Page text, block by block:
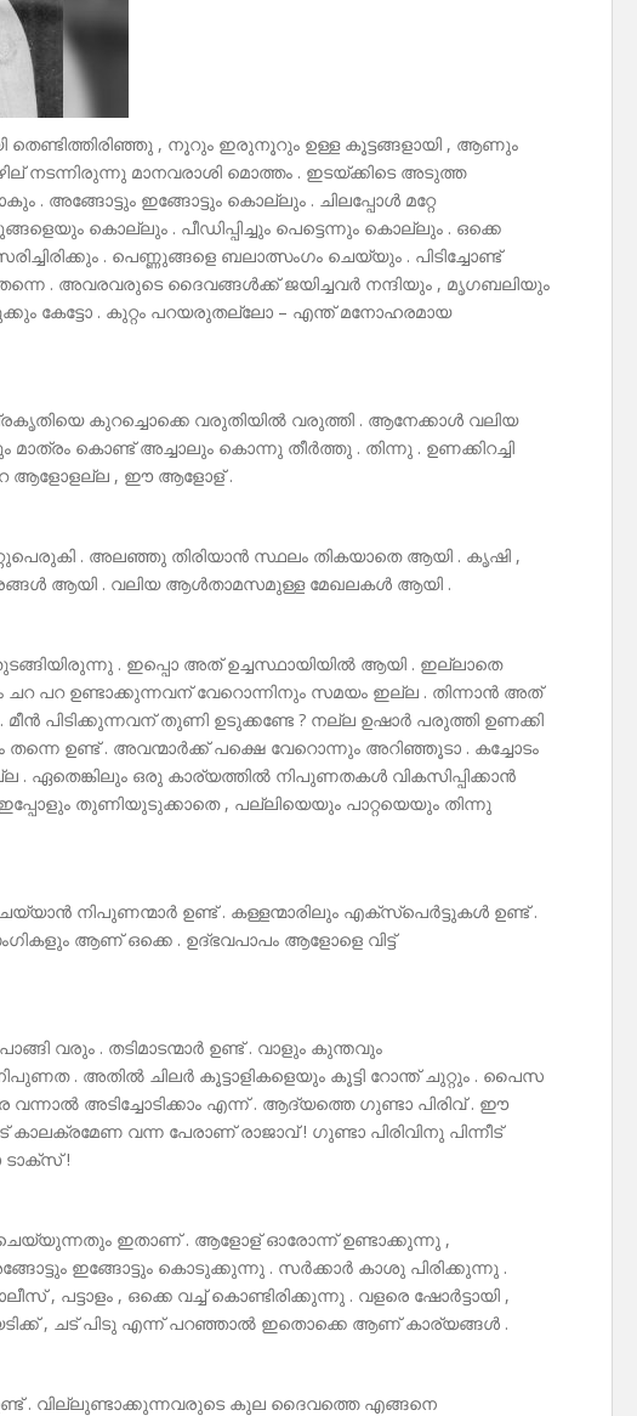
തെണ്ടിത്തിരിഞ്ഞു , നൂറും ഇരുനൂറും ഉള്ള കൂട്ടങ്ങളായി , ആണും
നടന്നിരുന്നു മാനവരാശി മൊത്തം . ഇടയ്ക്കിടെ അടുത്ത
. അങ്ങോട്ടും ഇങ്ങോട്ടും കൊല്ലും . ചിലപ്പോൾ മറ്റേ
കൊല്ലും . പീഡിപ്പിച്ചും പെട്ടെന്നും കൊല്ലും . ഒക്കെ
. പെണ്ണുങ്ങളെ ബലാത്സംഗം ചെയ്യും . പിടിച്ചോണ്ട്
. അവരവരുടെ ദൈവങ്ങൾക്ക് ജയിച്ചവർ നന്ദിയും , മൃഗബലിയും
കേട്ടോ . കുറ്റം പറയരുതല്ലോ – എന്ത് മനോഹരമായ
കുറച്ചൊക്കെ വരുതിയിൽ വരുത്തി . ആനേക്കാൾ വലിയ
കൊണ്ട് അച്ചാലും കൊന്നു തീർത്തു . തിന്നു . ഉണക്കിറച്ചി
ആളോളല്ല , ഈ ആളോള് .
. അലഞ്ഞു തിരിയാൻ സ്ഥലം തികയാതെ ആയി . കൃഷി ,
ആയി . വലിയ ആൾതാമസമുള്ള മേഖലകൾ ആയി .
. ഇപ്പൊ അത് ഉച്ചസ്ഥായിയിൽ ആയി . ഇല്ലാതെ
ചറ പറ ഉണ്ടാക്കുന്നവന് വേറൊന്നിനും സമയം ഇല്ല . തിന്നാൻ അത്
പിടിക്കുന്നവന് തുണി ഉടുക്കണ്ടേ ? നല്ല ഉഷാർ പരുത്തി ഉണക്കി
ഉണ്ട് . അവന്മാർക്ക് പക്ഷെ വേറൊന്നും അറിഞ്ഞൂടാ . കച്ചോടം
. ഏതെങ്കിലും ഒരു കാര്യത്തിൽ നിപുണതകൾ വികസിപ്പിക്കാൻ
ഇപ്പോളും തുണിയുടുക്കാതെ , പല്ലിയെയും പാറ്റയെയും തിന്നു
നിപുണന്മാർ ഉണ്ട് . കള്ളന്മാരിലും എക്സ്പെർട്ടുകൾ ഉണ്ട് .
ആണ് ഒക്കെ . ഉദ്ഭവപാപം ആളോളെ വിട്ട്
വരും . തടിമാടന്മാർ ഉണ്ട് . വാളും കുന്തവും
. അതിൽ ചിലർ കൂട്ടാളികളെയും കൂട്ടി റോന്ത് ചുറ്റും . പൈസ
വന്നാൽ അടിച്ചോടിക്കാം എന്ന് . ആദ്യത്തെ ഗുണ്ടാ പിരിവ് . ഈ
കാലക്രമേണ വന്ന പേരാണ് രാജാവ് ! ഗുണ്ടാ പിരിവിനു പിന്നീട്
!
ചെയ്യുന്നതും ഇതാണ് . ആളോള് ഓരോന്ന് ഉണ്ടാക്കുന്നു ,
ഇങ്ങോട്ടും കൊടുക്കുന്നു . സർക്കാർ കാശു പിരിക്കുന്നു .
, പട്ടാളം , ഒക്കെ വച്ച് കൊണ്ടിരിക്കുന്നു . വളരെ ഷോർട്ടായി ,
, ചട്‌ പിടു എന്ന് പറഞ്ഞാൽ ഇതൊക്കെ ആണ് കാര്യങ്ങൾ .
ഉണ്ട് . വില്ലുണ്ടാക്കുന്നവരുടെ കുല ദൈവത്തെ എങ്ങനെ